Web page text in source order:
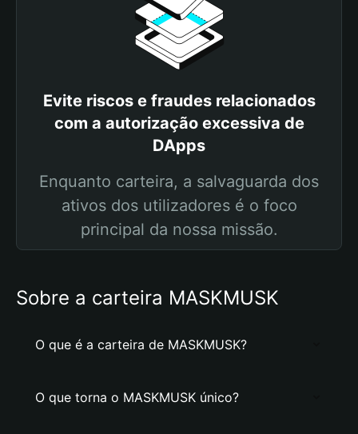
Evite riscos e fraudes relacionados
com a autorização excessiva de
DApps
Enquanto carteira, a salvaguarda dos
ativos dos utilizadores é o foco
principal da nossa missão.
Sobre a carteira MASKMUSK
O que é a carteira de MASKMUSK?
O que torna o MASKMUSK único?